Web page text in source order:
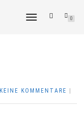
NAVIGATION
0
KEINE KOMMENTARE